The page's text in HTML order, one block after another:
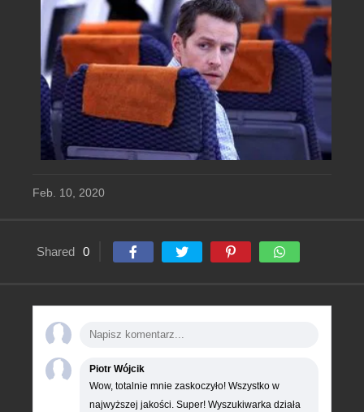
Feb. 10, 2020
Shared 0
Piotr Wójcik
Wow, totalnie mnie zaskoczyło! Wszystko w
najwyższej jakości. Super! Wyszukiwarka działa